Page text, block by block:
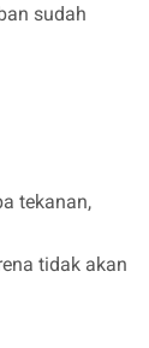
sudah
tekanan,
tidak akan